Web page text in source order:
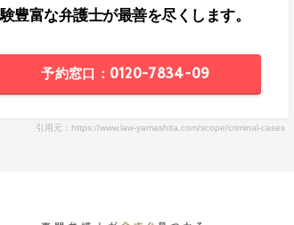
豊富な弁護士が最善を尽くします。
予約窓口：0120-7834-09
引用元：https://www.law-yamashita.com/scope/criminal-cases